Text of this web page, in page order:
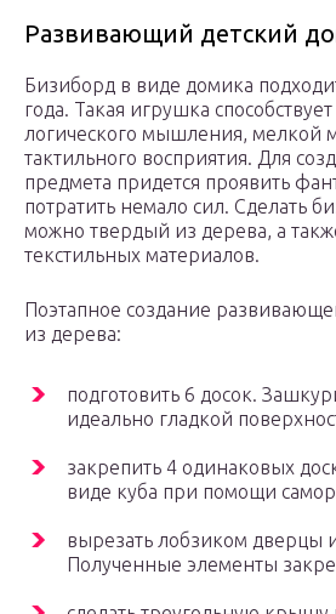
Развивающий детский
Бизиборд в виде домика
года. Такая игрушка
логического мышления, мелкой
тактильного восприятия. Для
предмета придется проявить
потратить немало сил. Сделать
можно твердый из дерева, а
текстильных материалов.
Поэтапное создание
из дерева:
подготовить 6 досок.
идеально гладкой
закрепить 4 одинаковых
виде куба при помощи
вырезать лобзиком дверцы
Полученные элементы